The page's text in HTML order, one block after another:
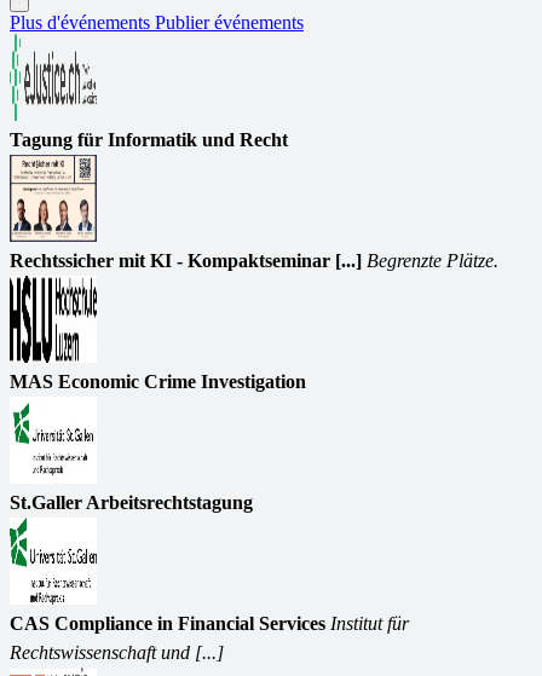
Plus d'événements Publier événements
Tagung für Informatik und Recht
Rechtssicher mit KI - Kompaktseminar [...] Begrenzte Plätze.
MAS Economic Crime Investigation
St.Galler Arbeitsrechtstagung
CAS Compliance in Financial Services Institut für
Rechtswissenschaft und [...]